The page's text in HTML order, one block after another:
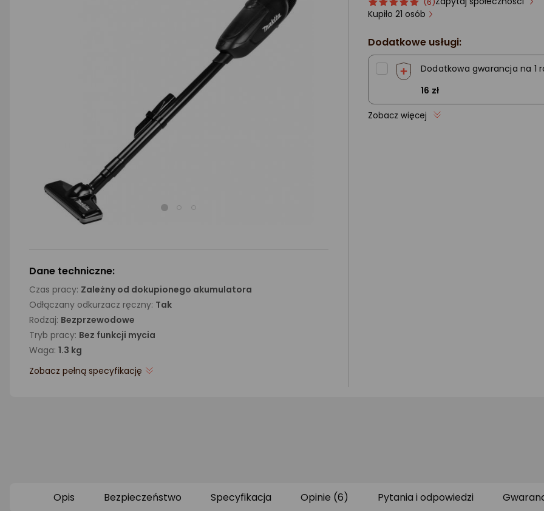
produktu
gwiazdki
produktu Kupiło 21 osób
Dodatkowe usługi:
Dodatkowa gwarancja na 1
16 zł
Zobacz więcej
Dane techniczne:
Czas pracy: Zależny od dokupionego akumulatora
Odłączany odkurzacz ręczny: Tak
Rodzaj: Bezprzewodowe
Tryb pracy: Bez funkcji mycia
Waga: 1.3 kg
Zobacz pełną specyfikację
Opis Bezpieczeństwo Specyfikacja Opinie (6) Pytania i odpowiedzi